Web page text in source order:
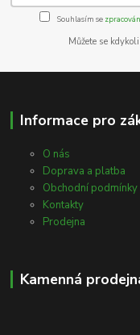
Souhlasím se
Můžete se
Informace pro
O nás
Doprava a platba
Obchodní podmínky
Kontakty
Prodejna
Kamenná